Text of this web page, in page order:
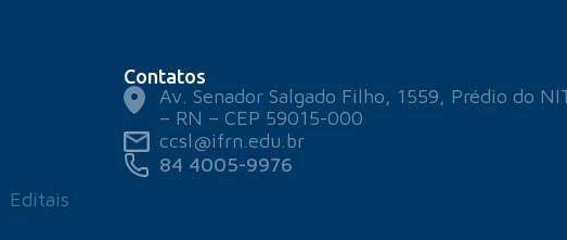
Editais
Contatos
Av. Senador Salgado Filho, 1559, Prédio do
– RN – CEP 59015-000
ccsl@ifrn.edu.br
84 4005-9976